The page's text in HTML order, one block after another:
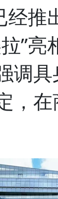
经
”
调
，